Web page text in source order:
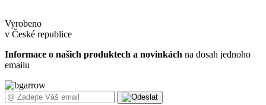
Vyrobeno
v České republice
Informace o našich produktech a novinkách na dosah jednoho
emailu